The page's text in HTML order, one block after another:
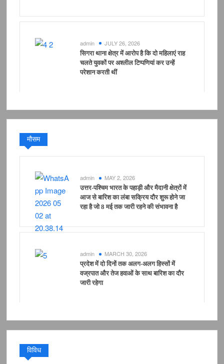
admin JULY 26, 2026
सिगरा थाना क्षेत्र में आरोप है कि दो महिलाएं राह
चलते युवकों पर अश्लील टिप्पणियां कर उन्हें
परेशान करती थीं
मौसम
admin MAY 2, 2026
उत्तर-पश्चिम भारत के पहाड़ी और मैदानी क्षेत्रों में
आज से बारिश का लंबा सक्रिय दौर शुरू होने जा
रहा है जो 8 मई तक जारी रहने की संभावना है
admin MARCH 30, 2026
प्रदेश में दो दिनों तक अलग-अलग हिस्सों में
वज्रपात और तेज हवाओं के साथ बारिश का दौर
जारी रहेगा
विविध